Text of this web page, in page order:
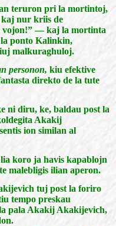
teruron pri la mortintoj,
nur kriis de
vojon!” — kaj la mortinta
la ponto Kalinkin,
malkuraghuloj.
personon, kiu efektive
direkto de la tute
ni diru, ke, baldau post la
Akakij
sentis ion similan al
koro ja havis kapablojn
malebligis ilian aperon.
tuj post la foriro
tempo preskau
pala Akakij Akakijevich,